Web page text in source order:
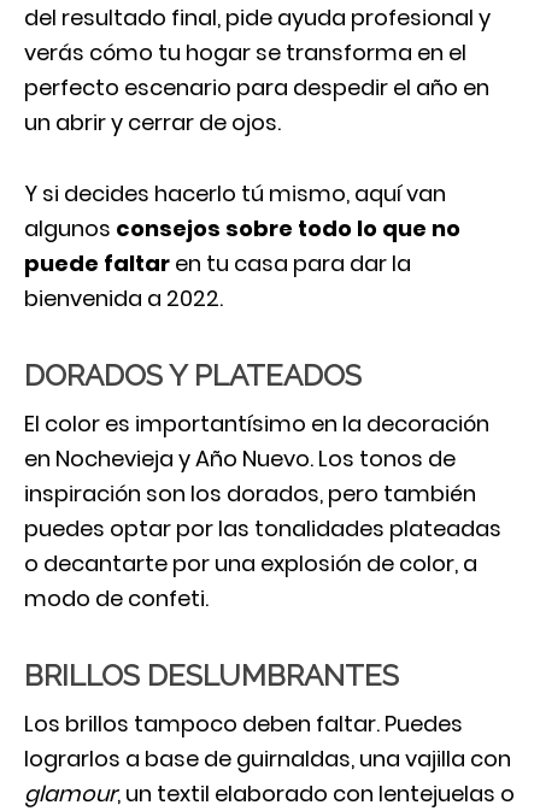
del resultado final, pide ayuda profesional y
verás cómo tu hogar se transforma en el
perfecto escenario para despedir el año en
un abrir y cerrar de ojos.
Y si decides hacerlo tú mismo, aquí van
algunos consejos sobre todo lo que no
puede faltar en tu casa para dar la
bienvenida a 2022.
DORADOS Y PLATEADOS
El color es importantísimo en la decoración
en Nochevieja y Año Nuevo. Los tonos de
inspiración son los dorados, pero también
puedes optar por las tonalidades plateadas
o decantarte por una explosión de color, a
modo de confeti.
BRILLOS DESLUMBRANTES
Los brillos tampoco deben faltar. Puedes
lograrlos a base de guirnaldas, una vajilla con
glamour, un textil elaborado con lentejuelas o